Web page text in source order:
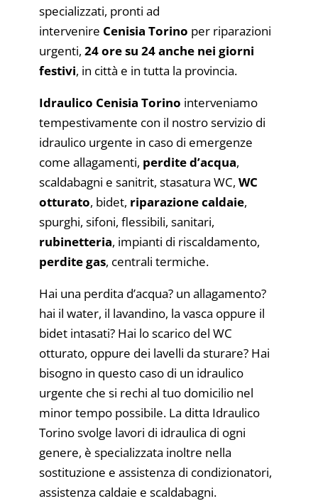
specializzati, pronti ad
intervenire Cenisia Torino per riparazioni
urgenti, 24 ore su 24 anche nei giorni
festivi, in città e in tutta la provincia.
Idraulico Cenisia Torino interveniamo
tempestivamente con il nostro servizio di
idraulico urgente in caso di emergenze
come allagamenti, perdite d’acqua,
scaldabagni e sanitrit, stasatura WC, WC
otturato, bidet, riparazione caldaie,
spurghi, sifoni, flessibili, sanitari,
rubinetteria, impianti di riscaldamento,
perdite gas, centrali termiche.
Hai una perdita d’acqua? un allagamento?
hai il water, il lavandino, la vasca oppure il
bidet intasati? Hai lo scarico del WC
otturato, oppure dei lavelli da sturare? Hai
bisogno in questo caso di un idraulico
urgente che si rechi al tuo domicilio nel
minor tempo possibile. La ditta Idraulico
Torino svolge lavori di idraulica di ogni
genere, è specializzata inoltre nella
sostituzione e assistenza di condizionatori,
assistenza caldaie e scaldabagni.